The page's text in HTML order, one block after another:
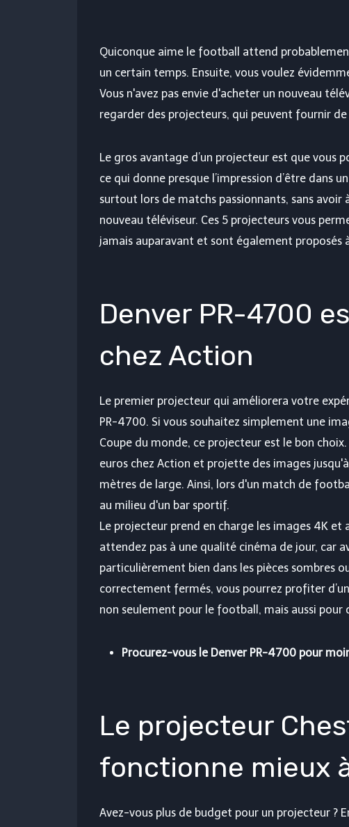
Quiconque aime le football attend
un certain temps. Ensuite, vous voulez
Vous n'avez pas envie d'acheter un nouveau
regarder des projecteurs, qui peuvent fournir de
Le gros avantage d’un projecteur est que vous
ce qui donne presque l’impression d’être dans
surtout lors de matchs passionnants, sans avoir
nouveau téléviseur. Ces 5 projecteurs vous
jamais auparavant et sont également proposés
Denver PR-4700
chez Action
Le premier projecteur qui améliorera votre
PR-4700. Si vous souhaitez simplement une
Coupe du monde, ce projecteur est le bon
euros chez Action et projette des images
mètres de large. Ainsi, lors d'un match de
au milieu d'un bar sportif.
Le projecteur prend en charge les images 4K
attendez pas à une qualité cinéma de jour, car
particulièrement bien dans les pièces sombres
correctement fermés, vous pourrez profiter
non seulement pour le football, mais aussi pour
Procurez-vous le Denver PR-4700 pour
Le projecteur
fonctionne mieux
Avez-vous plus de budget pour un projecteur ?